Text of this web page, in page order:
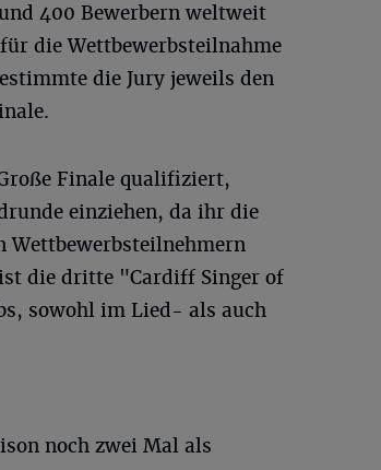
400 Bewerbern weltweit
die Wettbewerbsteilnahme
die Jury jeweils den
Finale qualifiziert,
einziehen, da ihr die
Wettbewerbsteilnehmern
die dritte "Cardiff Singer of
sowohl im Lied- als auch
noch zwei Mal als